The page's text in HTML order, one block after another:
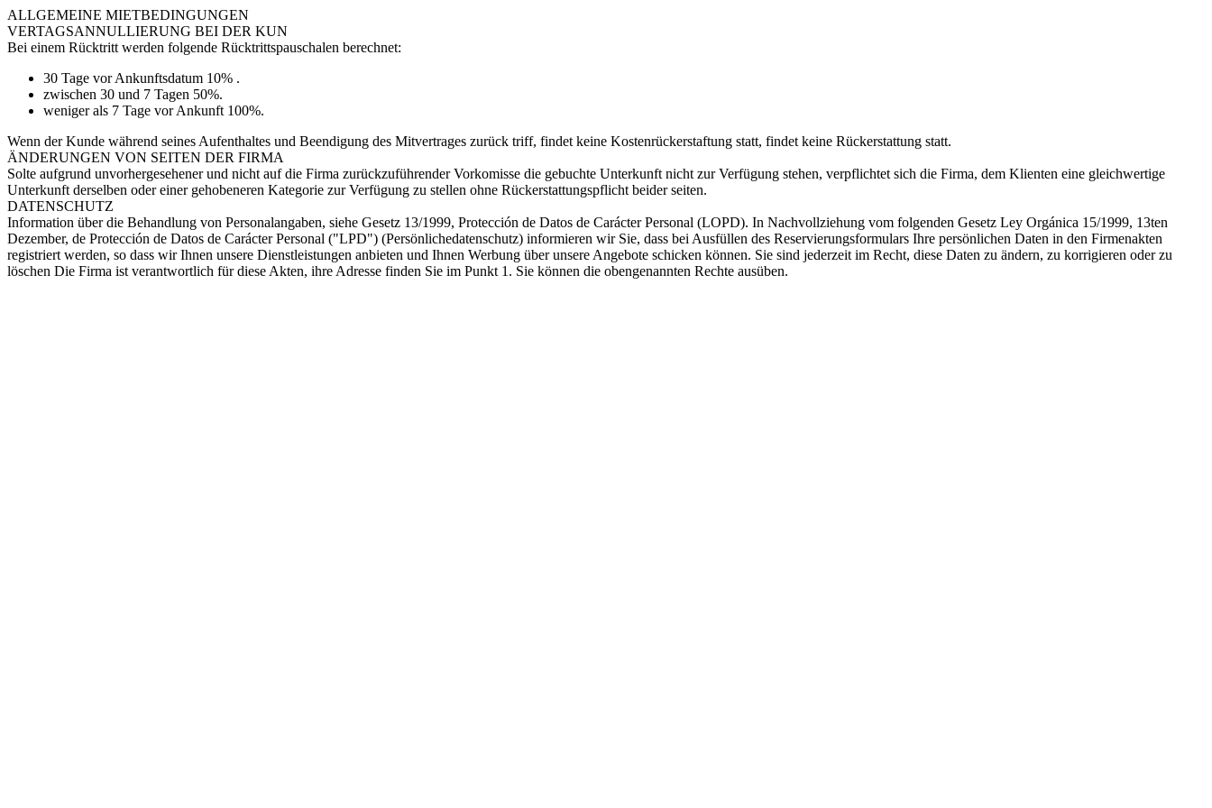
ALLGEMEINE MIETBEDINGUNGEN
VERTAGSANNULLIERUNG BEI DER KUN
Bei einem Rücktritt werden folgende Rücktrittspauschalen berechnet:
30 Tage vor Ankunftsdatum 10% .
zwischen 30 und 7 Tagen 50%.
weniger als 7 Tage vor Ankunft 100%.
Wenn der Kunde während seines Aufenthaltes und Beendigung des Mitvertrages zurück triff, findet keine Kostenrückerstaftung statt, findet keine Rückerstattung statt.
ÄNDERUNGEN VON SEITEN DER FIRMA
Solte aufgrund unvorhergesehener und nicht auf die Firma zurückzuführender Vorkomisse die gebuchte Unterkunft nicht zur Verfügung stehen, verpflichtet sich die Firma, dem Klienten eine gleichwertige
Unterkunft derselben oder einer gehobeneren Kategorie zur Verfügung zu stellen ohne Rückerstattungspflicht beider seiten.
DATENSCHUTZ
Information über die Behandlung von Personalangaben, siehe Gesetz 13/1999, Protección de Datos de Carácter Personal (LOPD). In Nachvollziehung vom folgenden Gesetz Ley Orgánica 15/1999, 13ten
Dezember, de Protección de Datos de Carácter Personal ("LPD") (Persönlichedatenschutz) informieren wir Sie, dass bei Ausfüllen des Reservierungsformulars Ihre persönlichen Daten in den Firmenakten
registriert werden, so dass wir Ihnen unsere Dienstleistungen anbieten und Ihnen Werbung über unsere Angebote schicken können. Sie sind jederzeit im Recht, diese Daten zu ändern, zu korrigieren oder zu
löschen Die Firma ist verantwortlich für diese Akten, ihre Adresse finden Sie im Punkt 1. Sie können die obengenannten Rechte ausüben.